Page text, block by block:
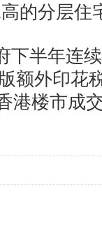
的分层住
下半年连
额外印花
港楼市成